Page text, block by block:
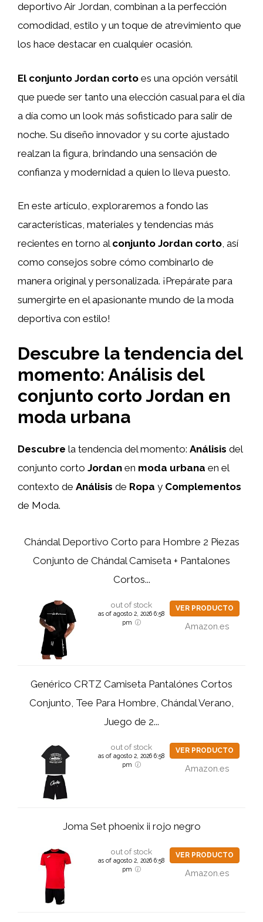
deportivo Air Jordan, combinan a la perfección
comodidad, estilo y un toque de atrevimiento que
los hace destacar en cualquier ocasión.
El conjunto Jordan corto es una opción versátil
que puede ser tanto una elección casual para el día
a día como un look más sofisticado para salir de
noche. Su diseño innovador y su corte ajustado
realzan la figura, brindando una sensación de
confianza y modernidad a quien lo lleva puesto.
En este artículo, exploraremos a fondo las
características, materiales y tendencias más
recientes en torno al conjunto Jordan corto, así
como consejos sobre cómo combinarlo de
manera original y personalizada. ¡Prepárate para
sumergirte en el apasionante mundo de la moda
deportiva con estilo!
Descubre la tendencia del
momento: Análisis del
conjunto corto Jordan en
moda urbana
Descubre la tendencia del momento: Análisis del
conjunto corto Jordan en moda urbana en el
contexto de Análisis de Ropa y Complementos
de Moda.
Chándal Deportivo Corto para Hombre 2 Piezas
Conjunto de Chándal Camiseta + Pantalones
Cortos...
out of stock
as of agosto 2, 2026 6:58
pm
VER PRODUCTO
Amazon.es
Genérico CRTZ Camiseta Pantalónes Cortos
Conjunto, Tee Para Hombre, Chándal Verano,
Juego de 2...
out of stock
as of agosto 2, 2026 6:58
pm
VER PRODUCTO
Amazon.es
Joma Set phoenix ii rojo negro
out of stock
as of agosto 2, 2026 6:58
pm
VER PRODUCTO
Amazon.es